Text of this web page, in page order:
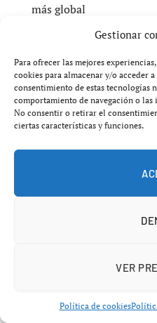
Gestionar
Para ofrecer las mejores
cookies para almacenar y/o acceder
consentimiento de estas tecnologías
comportamiento de navegación o
No consentir o retirar el
ciertas características y funciones.
VER
Política de cookies
más global
Estas grietas no
su capacidad de
innovación en la próxima
Un relevo que va
persona
El posible cambio de
de Cook plantea una
arriesgarse a una
El perfil de Ternus, más